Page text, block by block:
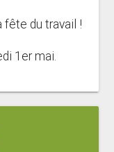
fête du travail !
1er mai.